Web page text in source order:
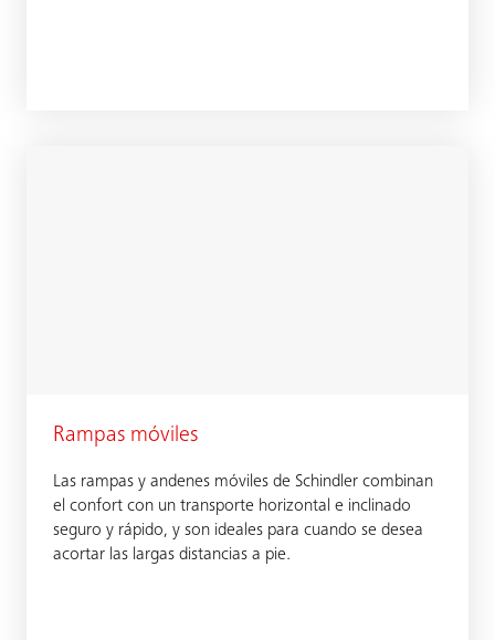
Rampas móviles
Las rampas y andenes móviles de Schindler combinan
el confort con un transporte horizontal e inclinado
seguro y rápido, y son ideales para cuando se desea
acortar las largas distancias a pie.